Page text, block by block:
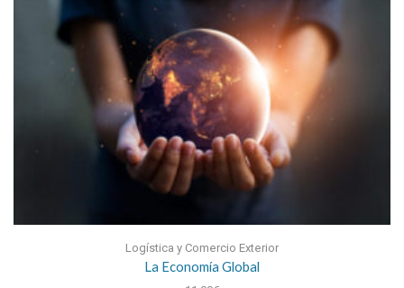
Logística y Comercio Exterior
La Economía Global